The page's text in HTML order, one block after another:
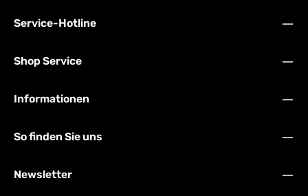
Service-Hotline
Shop Service
Informationen
So finden Sie uns
Newsletter